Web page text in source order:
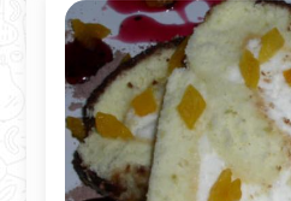
сверху идеально
текстуру. Готовится он
всю кухню просто